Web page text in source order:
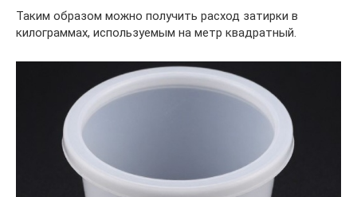
Таким образом можно получить расход затирки в
килограммах, используемым на метр квадратный.